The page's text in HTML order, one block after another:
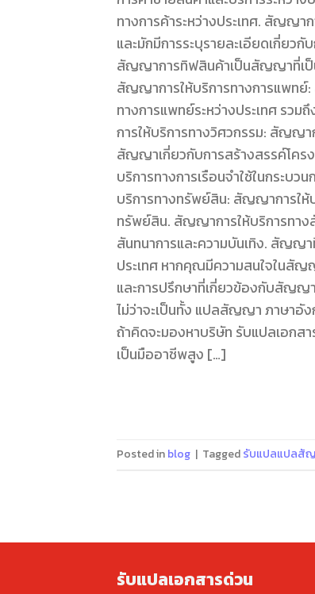
ทางการค้าระหว่างประเทศ. สัญญา
และมักมีการระบุรายละเอียดเกี่ย
สัญญาการทิฟสินค้าเป็นสัญญาที่เป็
สัญญาการให้บริการทางการแพทย์:
ทางการแพทย์ระหว่างประเทศ รว
การให้บริการทางวิศวกรรม: สัญญา
สัญญาเกี่ยวกับการสร้างสรรค์โคร
บริการทางการเรือนจำใช้ในกระบ
บริการทางทรัพย์สิน: สัญญาการให้
ทรัพย์สิน. สัญญาการให้บริการทาง
สันทนาการและความบันเทิง. สัญญา
ประเทศ หากคุณมีความสนใจในสัญ
และการปรึกษาที่เกี่ยวข้องกับสัญญ
ไม่ว่าจะเป็นทั้ง แปลสัญญา ภาษาอัง
ถ้าคิดจะมองหาบริษัท รับแปลเอกส
เป็นมืออาชีพสูง […]
Posted inblog | Taggedรับแปลแปลสั
รับแปลเอกสารด่วน